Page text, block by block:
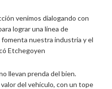
venimos dialogando con
lograr una línea de
nuestra industria y el
Etchegoyen
llevan prenda del bien.
del vehículo, con un tope